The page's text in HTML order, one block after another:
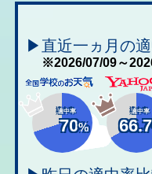
▶直近一ヵ月の
※2026/07/09～
適中率
70%
適中率
66.7